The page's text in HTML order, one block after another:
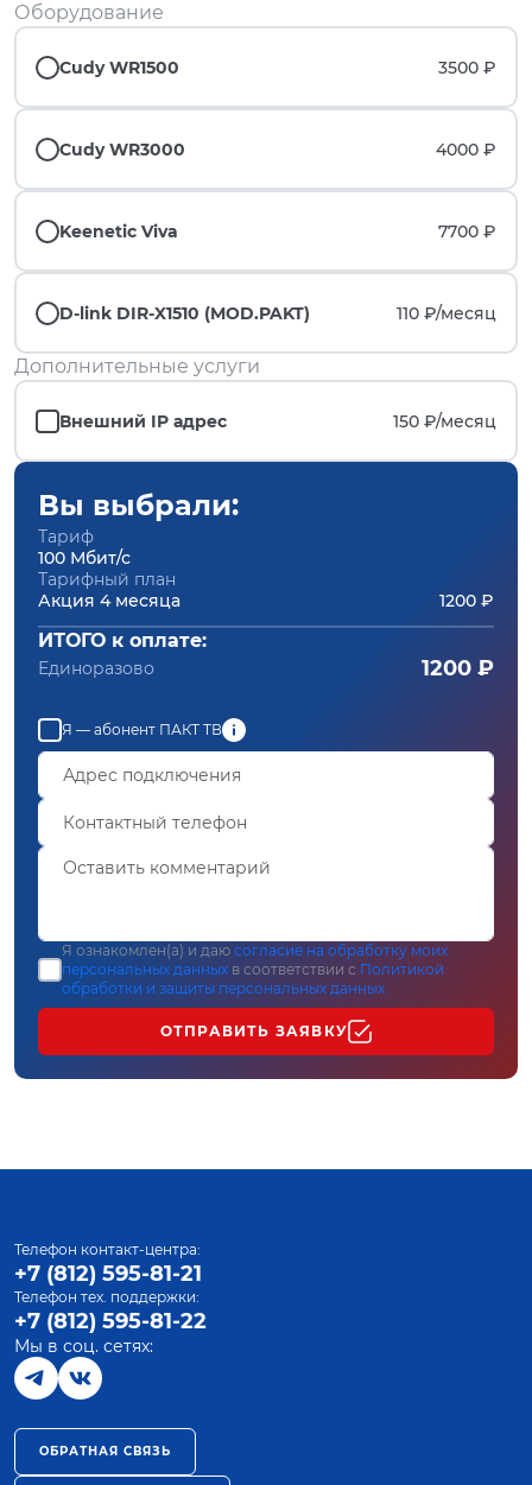
Оборудование
Cudy WR1500 3500 ₽
Cudy WR3000 4000 ₽
Keenetic Viva 7700 ₽
D-link DIR-X1510 (MOD.PAKT) 110 ₽/месяц
Дополнительные услуги
Внешний IP адрес 150 ₽/месяц
Вы выбрали:
Тариф
100 Мбит/с
Тарифный план
Акция 4 месяца
1200 ₽
ИТОГО к оплате:
Единоразово 1200 ₽
Я — абонент ПАКТ ТВ
Я ознакомлен(а) и даю согласие на обработку моих
персональных данных в соответствии с Политикой
обработки и защиты персональных данных
ОТПРАВИТЬ ЗАЯВКУ
Телефон контакт-центра:
+7 (812) 595-81-21
Телефон тех. поддержки:
+7 (812) 595-81-22
Мы в соц. сетях:
ОБРАТНАЯ СВЯЗЬ